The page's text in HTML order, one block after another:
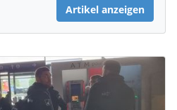
Artikel anzeigen